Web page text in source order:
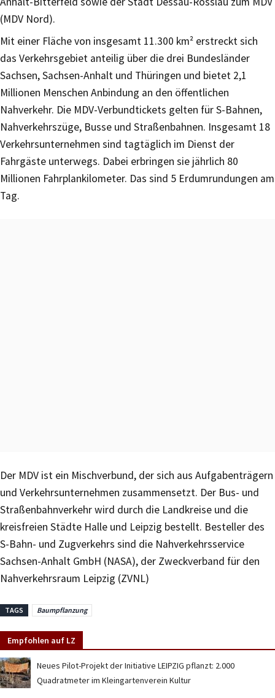
(MDV Nord).
Mit einer Fläche von insgesamt 11.300 km² erstreckt sich
das Verkehrsgebiet anteilig über die drei Bundesländer
Sachsen, Sachsen-Anhalt und Thüringen und bietet 2,1
Millionen Menschen Anbindung an den öffentlichen
Nahverkehr. Die MDV-Verbundtickets gelten für S-Bahnen,
Nahverkehrszüge, Busse und Straßenbahnen. Insgesamt 18
Verkehrsunternehmen sind tagtäglich im Dienst der
Fahrgäste unterwegs. Dabei erbringen sie jährlich 80
Millionen Fahrplankilometer. Das sind 5 Erdumrundungen am
Tag.
Der MDV ist ein Mischverbund, der sich aus Aufgabenträgern
und Verkehrsunternehmen zusammensetzt. Der Bus- und
Straßenbahnverkehr wird durch die Landkreise und die
kreisfreien Städte Halle und Leipzig bestellt. Besteller des
S-Bahn- und Zugverkehrs sind die Nahverkehrsservice
Sachsen-Anhalt GmbH (NASA), der Zweckverband für den
Nahverkehrsraum Leipzig (ZVNL)
TAGS Baumpflanzung
Empfohlen auf LZ
Neues Pilot-Projekt der Initiative LEIPZIG pflanzt: 2.000
Quadratmeter im Kleingartenverein Kultur